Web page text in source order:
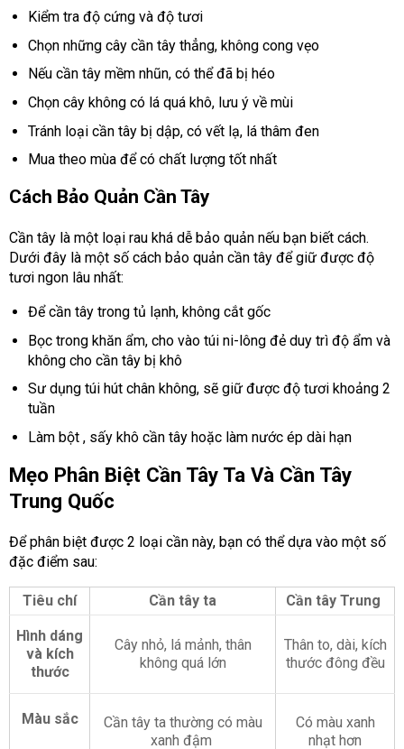
Kiểm tra độ cứng và độ tươi
Chọn những cây cần tây thẳng, không cong vẹo
Nếu cần tây mềm nhũn, có thể đã bị héo
Chọn cây không có lá quá khô, lưu ý về mùi
Tránh loại cần tây bị dập, có vết lạ, lá thâm đen
Mua theo mùa để có chất lượng tốt nhất
Cách Bảo Quản Cần Tây
Cần tây là một loại rau khá dễ bảo quản nếu bạn biết cách.
Dưới đây là một số cách bảo quản cần tây để giữ được độ
tươi ngon lâu nhất:
Để cần tây trong tủ lạnh, không cắt gốc
Bọc trong khăn ẩm, cho vào túi ni-lông đẻ duy trì độ ẩm và
không cho cần tây bị khô
Sư dụng túi hút chân không, sẽ giữ được độ tươi khoảng 2
tuần
Làm bột , sấy khô cần tây hoặc làm nước ép dài hạn
Mẹo Phân Biệt Cần Tây Ta Và Cần Tây
Trung Quốc
Để phân biệt được 2 loại cần này, bạn có thể dựa vào một số
đặc điểm sau:
Tiêu chí Cần tây ta Cần tây Trung
Hình dáng
và kích
thước
Cây nhỏ, lá mảnh, thân
không quá lớn
Thân to, dài, kích
thước đông đều
Màu sắc
Cần tây ta thường có màu
xanh đậm
Có màu xanh
nhạt hơn